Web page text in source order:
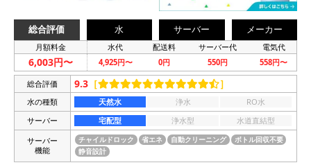
総合評価 水 サーバー メーカー
月額料金 水代 配送料 サーバー代 電気代
6,003円〜 4,925円〜 0円 550円 558円〜
総合評価 9.3 ［ ］
水の種類 天然水 浄水
RO水
サーバー
宅配型 浄水型
水道直結型
サーバー
機能
チャイルドロック 省エネ 自動クリーニング
ボトル回収不要
静音設計